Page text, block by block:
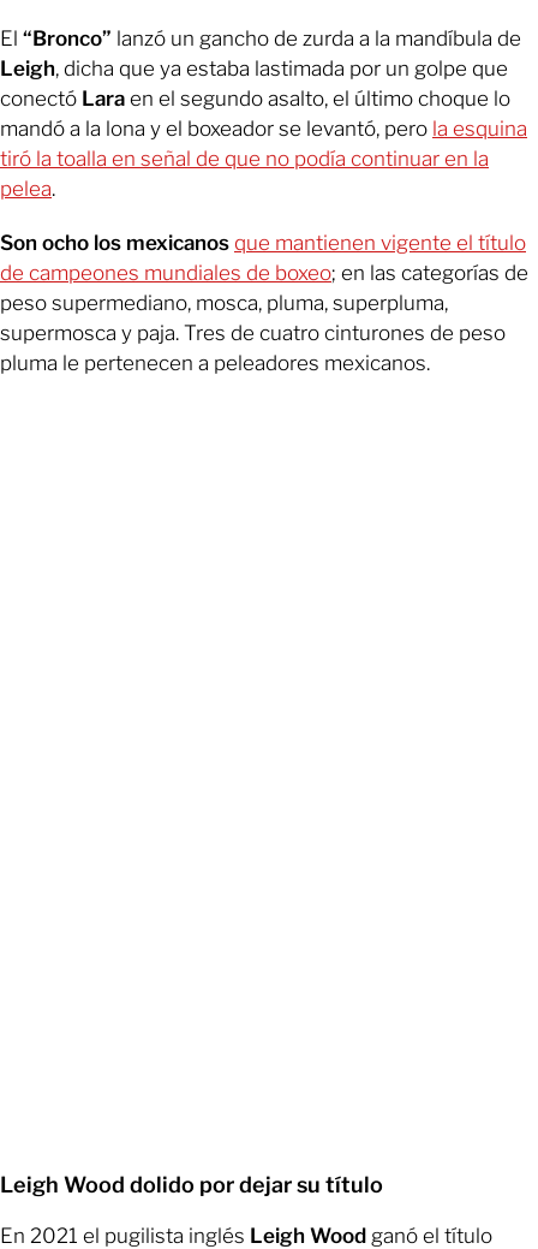
El “Bronco” lanzó un gancho de zurda a la mandíbula de
Leigh, dicha que ya estaba lastimada por un golpe que
conectó Lara en el segundo asalto, el último choque lo
mandó a la lona y el boxeador se levantó, pero la esquina
tiró la toalla en señal de que no podía continuar en la
pelea.
Son ocho los mexicanos que mantienen vigente el título
de campeones mundiales de boxeo; en las categorías de
peso supermediano, mosca, pluma, superpluma,
supermosca y paja. Tres de cuatro cinturones de peso
pluma le pertenecen a peleadores mexicanos.
Leigh Wood dolido por dejar su título
En 2021 el pugilista inglés Leigh Wood ganó el título